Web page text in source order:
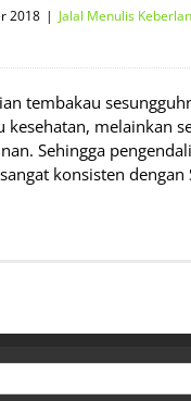
2018 | Jalal Menulis
tembakau
kesehatan, melainkan
Sehingga
konsisten dengan